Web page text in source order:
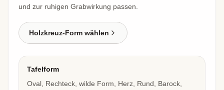
und zur ruhigen Grabwirkung passen.
Holzkreuz-Form wählen
Tafelform
Oval, Rechteck, wilde Form, Herz, Rund, Barock,